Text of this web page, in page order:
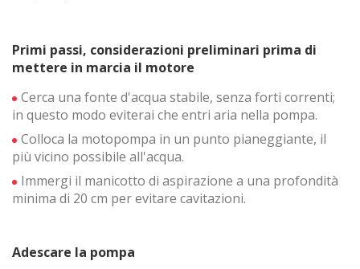
Primi passi, considerazioni preliminari prima di
mettere in marcia il motore
Cerca una fonte d'acqua stabile, senza forti correnti;
in questo modo eviterai che entri aria nella pompa.
Colloca la motopompa in un punto pianeggiante, il
più vicino possibile all'acqua.
Immergi il manicotto di aspirazione a una profondità
minima di 20 cm per evitare cavitazioni.
Adescare la pompa
Modifica i cookie
informazioni al fine di migliorare i nostri servizi. Se continui
a navigare accetti la loro installazione. L'utente ha la
desidera, impedirne l'installazione sul proprio disco fisso,
pur tenendo presente che tale azione potrebbe causare
difficoltà nella navigazione del sito.
Analisi e personalizzazione